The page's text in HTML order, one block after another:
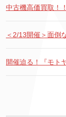
中古機高価買取
＜2/13開催＞面倒
開催迫る！『モト